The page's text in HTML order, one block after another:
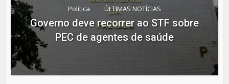
Política ÚLTIMAS NOTÍCIAS
Governo deve recorrer ao STF sobre
PEC de agentes de saúde